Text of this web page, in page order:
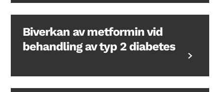
Biverkan av metformin vid
behandling av typ 2 diabetes